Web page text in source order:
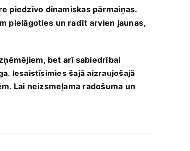
piedzīvo‌ dinamiskas pārmaiņas.
pielāgoties ⁤un radīt ⁤arvien jaunas,
bet arī sabiedrībai
Iesaistīsimies šajā aizraujošajā
Lai neizsmeļama ‍radošuma ​un